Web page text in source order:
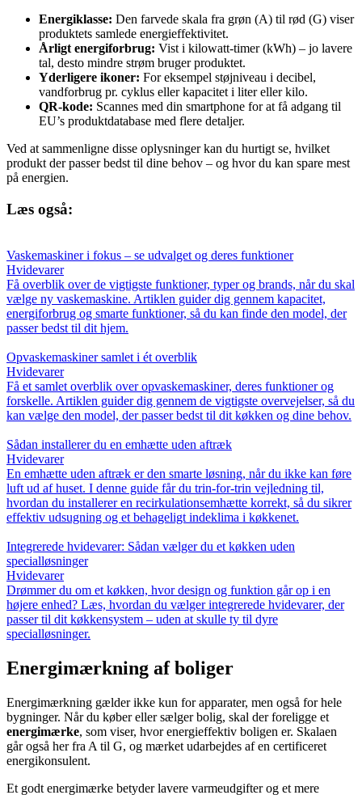
Energiklasse: Den farvede skala fra grøn (A) til rød (G) viser
produktets samlede energieffektivitet.
Årligt energiforbrug: Vist i kilowatt-timer (kWh) – jo lavere
tal, desto mindre strøm bruger produktet.
Yderligere ikoner: For eksempel støjniveau i decibel,
vandforbrug pr. cyklus eller kapacitet i liter eller kilo.
QR-kode: Scannes med din smartphone for at få adgang til
EU’s produktdatabase med flere detaljer.
Ved at sammenligne disse oplysninger kan du hurtigt se, hvilket
produkt der passer bedst til dine behov – og hvor du kan spare mest
på energien.
Læs også:
Vaskemaskiner i fokus – se udvalget og deres funktioner
Hvidevarer
Få overblik over de vigtigste funktioner, typer og brands, når du skal
vælge ny vaskemaskine. Artiklen guider dig gennem kapacitet,
energiforbrug og smarte funktioner, så du kan finde den model, der
passer bedst til dit hjem.
Opvaskemaskiner samlet i ét overblik
Hvidevarer
Få et samlet overblik over opvaskemaskiner, deres funktioner og
forskelle. Artiklen guider dig gennem de vigtigste overvejelser, så du
kan vælge den model, der passer bedst til dit køkken og dine behov.
Sådan installerer du en emhætte uden aftræk
Hvidevarer
En emhætte uden aftræk er den smarte løsning, når du ikke kan føre
luft ud af huset. I denne guide får du trin-for-trin vejledning til,
hvordan du installerer en recirkulationsemhætte korrekt, så du sikrer
effektiv udsugning og et behageligt indeklima i køkkenet.
Integrerede hvidevarer: Sådan vælger du et køkken uden
specialløsninger
Hvidevarer
Drømmer du om et køkken, hvor design og funktion går op i en
højere enhed? Læs, hvordan du vælger integrerede hvidevarer, der
passer til dit køkkensystem – uden at skulle ty til dyre
specialløsninger.
Energimærkning af boliger
Energimærkning gælder ikke kun for apparater, men også for hele
bygninger. Når du køber eller sælger bolig, skal der foreligge et
energimærke, som viser, hvor energieffektiv boligen er. Skalaen
går også her fra A til G, og mærket udarbejdes af en certificeret
energikonsulent.
Et godt energimærke betyder lavere varmeudgifter og et mere